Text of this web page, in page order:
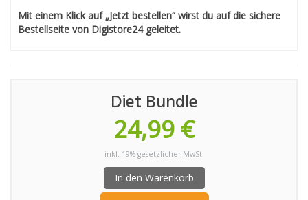
Mit einem Klick auf „Jetzt bestellen“ wirst du auf die sichere
Bestellseite von Digistore24 geleitet.
Diet Bundle
24,99 €
inkl. 19% gesetzlicher MwSt.
In den Warenkorb